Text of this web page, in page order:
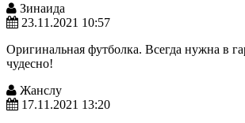
Зинаида
23.11.2021 10:57
Оригинальная футболка. Всегда нужна в
чудесно!
Жанслу
17.11.2021 13:20